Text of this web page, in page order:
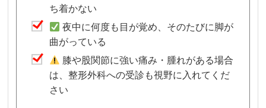
ち着かない
夜中に何度も目が覚め、そのたびに脚が
曲がっている
膝や股関節に強い痛み・腫れがある場合
は、整形外科への受診も視野に入れてくだ
さい